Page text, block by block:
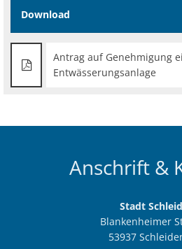
Download
Antrag auf Genehmigung
Entwässerungsanlage
Anschrift &
Stadt
Blankenheimer
53937